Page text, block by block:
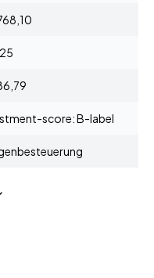
score: B-label